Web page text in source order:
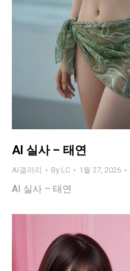
AI 실사 – 태연
AI갤러리 By LC 1월 27, 2026
AI 실사 – 태연